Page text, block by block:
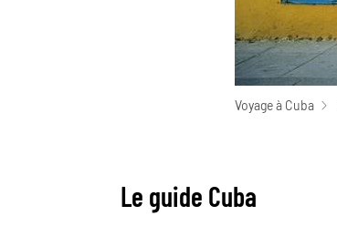
Voyage à Cuba
Le guide Cuba